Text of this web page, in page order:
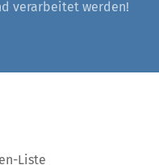
verarbeitet werden!
Liste